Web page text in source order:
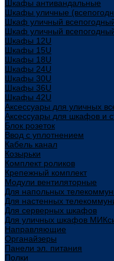
Шкафы антивандальные
Шкафы уличные
Шкаф уличный
Шкаф уличный
Шкафы 12U
Шкафы 15U
Шкафы 18U
Шкафы 24U
Шкафы 30U
Шкафы 36U
Шкафы 42U
Аксессуары для уличных
Аксессуары для шкафов и
Блок розеток
Ввод с уплотнением
Кабель канал
Козырьки
Комплект роликов
Крепежный комплект
Модули вентиляторные
Для напольных
Для настенных
Для серверных шкафов
Для уличных шкафов
Направляющие
Органайзеры
Панели эл. питания
Полки